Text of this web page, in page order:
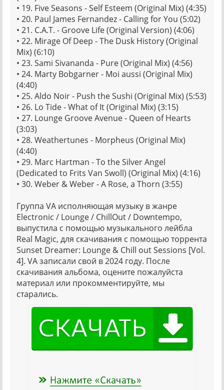
• 19. Five Seasons - Self Esteem (Original Mix) (4:35)
• 20. Paul James Fernandez - Calling for You (5:02)
• 21. C.A.T. - Groove Life (Original Version) (4:06)
• 22. Mirage Of Deep - The Dusk History (Original
Mix) (6:10)
• 23. Sami Sivananda - Pure (Original Mix) (4:56)
• 24. Marty Bobgarner - Moi aussi (Original Mix)
(4:40)
• 25. Aldo Noir - Push the Sushi (Original Mix) (5:53)
• 26. Lo Tide - What of It (Original Mix) (3:15)
• 27. Lounge Groove Avenue - Queen of Hearts
(3:03)
• 28. Weathertunes - Morpheus (Original Mix)
(4:40)
• 29. Marc Hartman - To the Silver Angel
(Dedicated to Frits Van Swoll) (Original Mix) (4:16)
• 30. Weber & Weber - A Rose, a Thorn (3:55)
Группа VA исполняющая музыку в жанре
Electronic / Lounge / ChillOut / Downtempo,
выпустила с помощью музыкального лейбла
Real Magic, для скачивания с помощью торрента
Sunset Dreamer: Lounge & Chill out Sessions [Vol.
4]. VA записали свой в 2024 году. После
скачивания альбома, оцените пожалуйста
материал или прокомментируйте, мы
старались.